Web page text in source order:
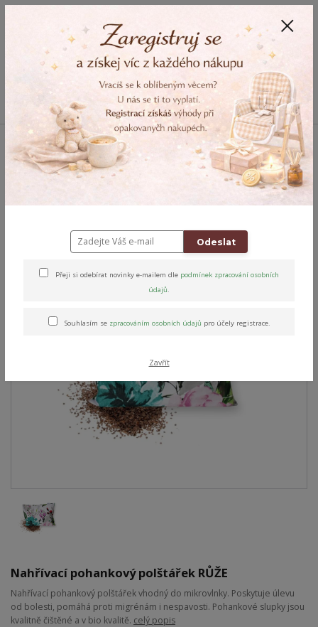
Menu
0 Kč
Úvod Relax & Úleva Relaxační nahřívací polštářky
Pohankové
Nahřívací pohankový polštářek RŮŽE
Nahřívací pohankový
Nahřívací pohankový polštářek RŮŽE
Nahřívací pohankový polštářek vhodný do mikrovlnky. Poskytuje úlevu
od bolesti, pomáhá proti migrénám i nespavosti. Pohankové slupky jsou
kvalitně čištěné a v bio kvalitě. celý popis
Odeslat
Přeji si odebírat novinky e-mailem dle podmínek zpracování osobních
údajů.
Souhlasím se zpracováním osobních údajů pro účely registrace.
Zavřít